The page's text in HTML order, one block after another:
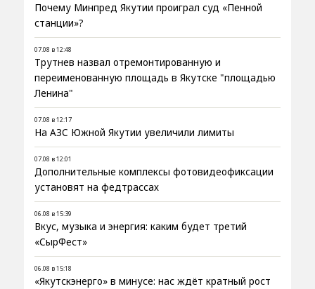
Почему Минпред Якутии проиграл суд «Пенной
станции»?
07.08 в 12:48
Трутнев назвал отремонтированную и
переименованную площадь в Якутске "площадью
Ленина"
07.08 в 12:17
На АЗС Южной Якутии увеличили лимиты
07.08 в 12:01
Дополнительные комплексы фотовидеофиксации
установят на федтрассах
06.08 в 15:39
Вкус, музыка и энергия: каким будет третий
«СырФест»
06.08 в 15:18
«Якутскэнерго» в минусе: нас ждёт кратный рост